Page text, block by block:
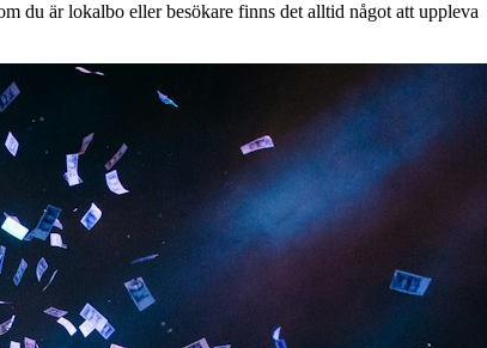
du är lokalbo eller besökare finns det alltid något att uppleva